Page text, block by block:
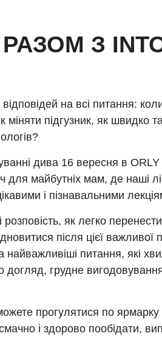
З
на всі питання:
міняти підгузник, як швидко
дива 16 вересня в
майбутніх мам, де наші
і пізнавальними
розповість, як легко
після цієї важливої
найважливіші питання, які
догляд, грудне
прогулятися по ярмарку
і здорово пообідати,